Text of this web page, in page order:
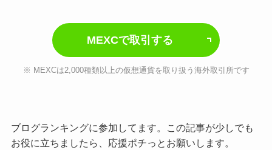
MEXCで取引する
※ MEXCは2,000種類以上の仮想通貨を取り扱う海外取引所です
ブログランキングに参加してます。この記事が少しでも
お役に立ちましたら、応援ポチっとお願いします。